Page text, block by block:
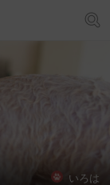
いろは